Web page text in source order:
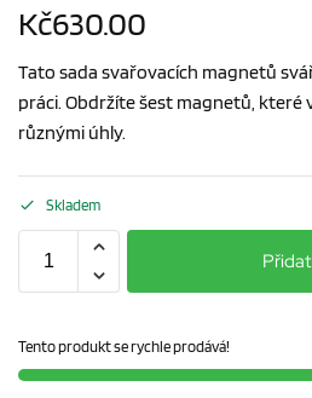
Kč630.00
Tato sada svařovacích magnetů
práci. Obdržíte šest magnetů,
různými úhly.
Skladem
Tento produkt se rychle prodává!